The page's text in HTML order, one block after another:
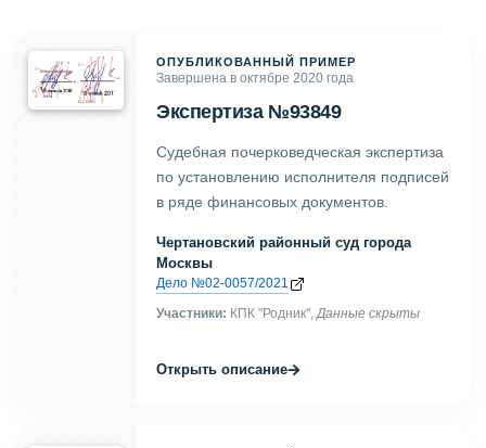
ОПУБЛИКОВАННЫЙ ПРИМЕР
Завершена в октябре 2020 года
Экспертиза №93849
Судебная почерковедческая экспертиза
по установлению исполнителя подписей
в ряде финансовых документов.
Чертановский районный суд города
Москвы
Дело №02-0057/2021
Участники: КПК "Родник",Данные скрыты
Открыть описание→